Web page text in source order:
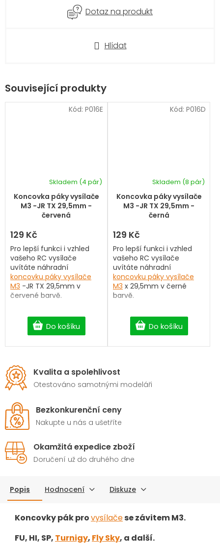
Hlídat
Dotaz na produkt
Související produkty
Koncovka páky vysílače
M3 -JR TX 29,5mm -
červená
Skladem (4 pár)
129 Kč
Do košíku
Pro lepší funkci i vzhled
vašeho RC vysílače
uvítáte náhradní
koncovku páky vysílače
M3 -JR TX 29,5mm v
červené barvě.
Kód: P016E
Koncovka páky vysílače
M3 -JR TX 29,5mm -
černá
Skladem (8 pár)
129 Kč
Do košíku
Pro lepší funkci i vzhled
vašeho RC vysílače
uvítáte náhradní
koncovku páky vysílače
M3 x 29,5mm v černé
barvě.
Kód: P016D
Kvalita a spolehlivost
Otestováno samotnými modeláři
Bezkonkurenční ceny
Nakupte u nás a ušetříte
Okamžitá expedice zboží
Doručení už do druhého dne
Popis Hodnocení Diskuze
Koncovky pák provysílačese závitem M3.
FU, HI, SP, Turnigy, Fly Sky, a další.